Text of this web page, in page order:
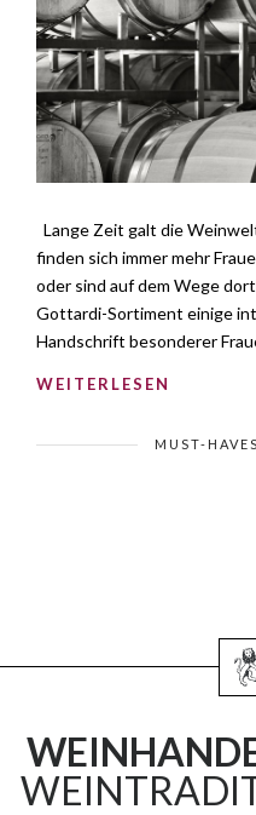
Lange Zeit galt die
finden sich immer mehr
oder sind auf dem Wege
Gottardi-Sortiment einige
Handschrift besonderer
WEITERLESEN
MUST-HAVES